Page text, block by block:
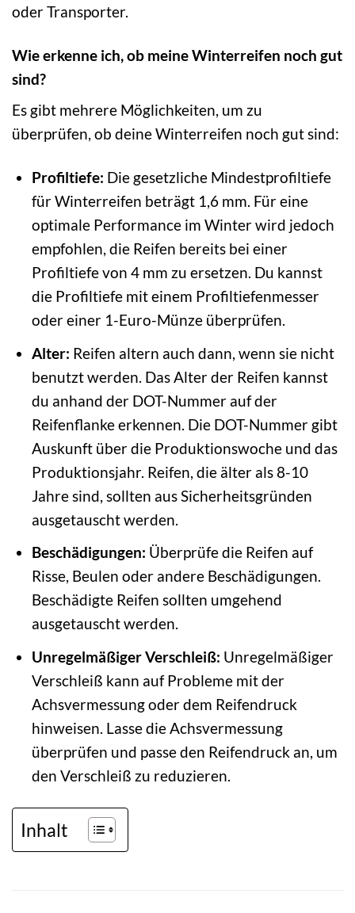
oder Transporter.
Wie erkenne ich, ob meine Winterreifen noch gut
sind?
Es gibt mehrere Möglichkeiten, um zu
überprüfen, ob deine Winterreifen noch gut sind:
Profiltiefe: Die gesetzliche Mindestprofiltiefe
für Winterreifen beträgt 1,6 mm. Für eine
optimale Performance im Winter wird jedoch
empfohlen, die Reifen bereits bei einer
Profiltiefe von 4 mm zu ersetzen. Du kannst
die Profiltiefe mit einem Profiltiefenmesser
oder einer 1-Euro-Münze überprüfen.
Alter: Reifen altern auch dann, wenn sie nicht
benutzt werden. Das Alter der Reifen kannst
du anhand der DOT-Nummer auf der
Reifenflanke erkennen. Die DOT-Nummer gibt
Auskunft über die Produktionswoche und das
Produktionsjahr. Reifen, die älter als 8-10
Jahre sind, sollten aus Sicherheitsgründen
ausgetauscht werden.
Beschädigungen: Überprüfe die Reifen auf
Risse, Beulen oder andere Beschädigungen.
Beschädigte Reifen sollten umgehend
ausgetauscht werden.
Unregelmäßiger Verschleiß: Unregelmäßiger
Verschleiß kann auf Probleme mit der
Achsvermessung oder dem Reifendruck
hinweisen. Lasse die Achsvermessung
überprüfen und passe den Reifendruck an, um
den Verschleiß zu reduzieren.
Inhalt